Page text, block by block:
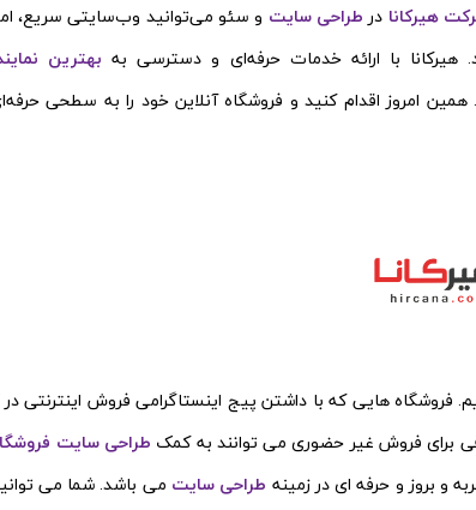
هیرکانا درطراحی سایت و سئو می‌توانید وب‌سایتی سریع،
هیرکانا با ارائه خدمات حرفه‌ای و دسترسی به بهترین
امروز اقدام کنید و فروشگاه آنلاین خود را به سطحی
خواهیم با 9 فروشگاه برتر کرج در سال 1405 آشنا شویم. فروشگاه هایی که با داشتن پیج اینستاگرامی فروش
برای فروش غیر حضوری می توانند به کمک طراحی سایت
و بروز و حرفه ای در زمینه طراحی سایت می باشد. شما می